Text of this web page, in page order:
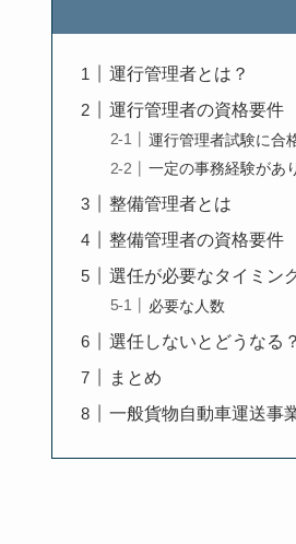
運行管理者とは？
運行管理者の資格要件
運行管理者試験に合
一定の事務経験があ
整備管理者とは
整備管理者の資格要件
選任が必要なタイミン
必要な人数
選任しないとどうなる？
まとめ
一般貨物自動車運送事